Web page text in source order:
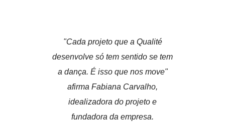
"Cada projeto que a Qualité
desenvolve só tem sentido se tem
a dança. É isso que nos move"
afirma Fabiana Carvalho,
idealizadora do projeto e
fundadora da empresa.